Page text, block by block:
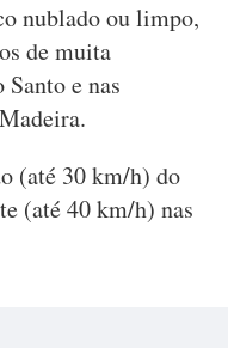
nublado ou limpo,
de muita
e nas
(até 30 km/h) do
(até 40 km/h) nas